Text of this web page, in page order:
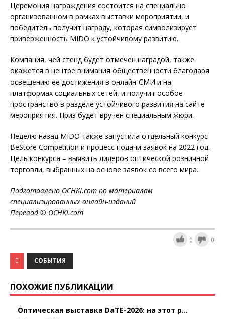
Церемония награждения состоится на специально
организованном в рамках выставки мероприятии, и
победитель получит награду, которая символизирует
приверженность MIDO к устойчивому развитию.
Компания, чей стенд будет отмечен наградой, также
окажется в центре внимания общественности благодаря
освещению ее достижения в онлайн-СМИ и на
платформах социальных сетей, и получит особое
пространство в разделе устойчивого развития на сайте
мероприятия. Приз будет вручен специальным жюри.
Неделю назад MIDO также запустила отдельный конкурс
BeStore Competition и процесс подачи заявок на 2022 год.
Цель конкурса – выявить лидеров оптической розничной
торговли, выбранных на основе заявок со всего мира.
Подготовлено OCHKI.com по материалам
специализированных онлайн-изданий
Перевод © OCHKI.com
0 0
СОБЫТИЯ
ПОХОЖИЕ ПУБЛИКАЦИИ
Оптическая выставка DaTE-2026: на этот р...